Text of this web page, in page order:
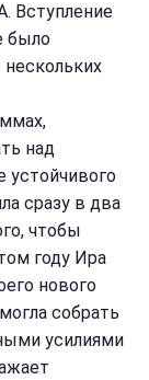
Вступление
было
над
сразу в два
чтобы
году Ира
нового
собрать
усилиями